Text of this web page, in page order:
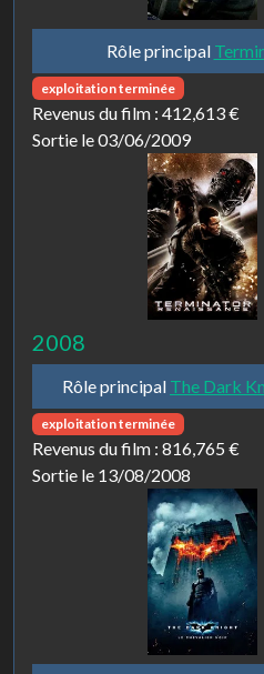
Rôle principal
exploitation terminée
Revenus du film : 412,613 €
Sortie le 03/06/2009
2008
Rôle principal The Dark
exploitation terminée
Revenus du film : 816,765 €
Sortie le 13/08/2008